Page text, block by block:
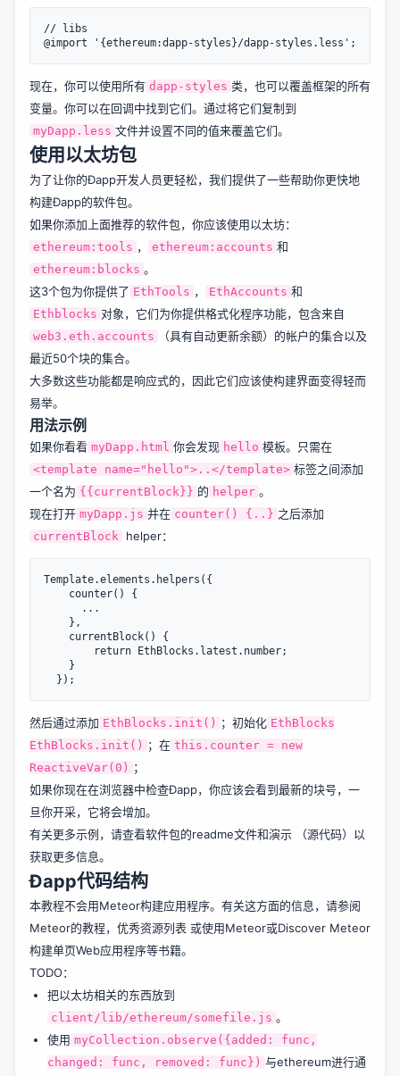
// libs
现在，你可以使用所有 dapp-styles 类，也可以覆盖框架的所有
变量。你可以在回调中找到它们。通过将它们复制到
myDapp.less 文件并设置不同的值来覆盖它们。
使用以太坊包
为了让你的Ðapp开发人员更轻松，我们提供了一些帮助你更快地
构建Ðapp的软件包。
如果你添加上面推荐的软件包，你应该使用以太坊：
ethereum:tools ， ethereum:accounts 和
ethereum:blocks 。
这3个包为你提供了 EthTools ， EthAccounts 和
Ethblocks 对象，它们为你提供格式化程序功能，包含来自
web3.eth.accounts
（具有自动更新余额）的帐户的集合以及
最近50个块的集合。
大多数这些功能都是响应式的，因此它们应该使构建界面变得轻而
易举。
用法示例
如果你看看 myDapp.html 你会发现 hello 模板。只需在
<template name="hello">..</template> 标签之间添加
一个名为 {{currentBlock}} 的 helper 。
现在打开 myDapp.js 并在 counter() {..} 之后添加
currentBlock helper：
Template.elements.helpers({
然后通过添加 EthBlocks.init() ；初始化 EthBlocks
EthBlocks.init() ；在 this.counter = new
ReactiveVar(0) ；
如果你现在在浏览器中检查Ðapp，你应该会看到最新的块号，一
旦你开采，它将会增加。
有关更多示例，请查看软件包的readme文件和演示 （源代码）
以
获取更多信息。
Ðapp代码结构
本教程不会用Meteor构建应用程序。有关这方面的信息，请参阅
Meteor的教程， 优秀资源列表 或使用Meteor或Discover Meteor
构建单页Web应用程序等书籍。
TODO：
把以太坊相关的东西放到
client/lib/ethereum/somefile.js 。
使用 myCollection.observe({added: func,
changed: func, removed: func}) 与ethereum进行通